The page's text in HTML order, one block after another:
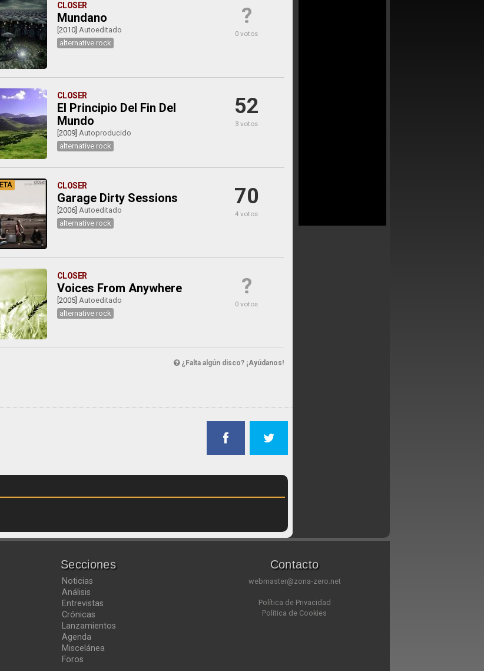
CLOSER
Mundano
[2010] Autoeditado
alternative rock
?
0 votos
CLOSER
El Principio Del Fin Del
Mundo
[2009] Autoproducido
alternative rock
52
3 votos
CLOSER
Garage Dirty Sessions
[2006] Autoeditado
alternative rock
70
4 votos
CLOSER
Voices From Anywhere
[2005] Autoeditado
alternative rock
?
0 votos
¿Falta algún disco? ¡Ayúdanos!
Secciones
Noticias
Análisis
Entrevistas
Crónicas
Lanzamientos
Agenda
Miscelánea
Foros
Contacto
webmaster@zona-zero.net
Política de Privacidad
Política de Cookies